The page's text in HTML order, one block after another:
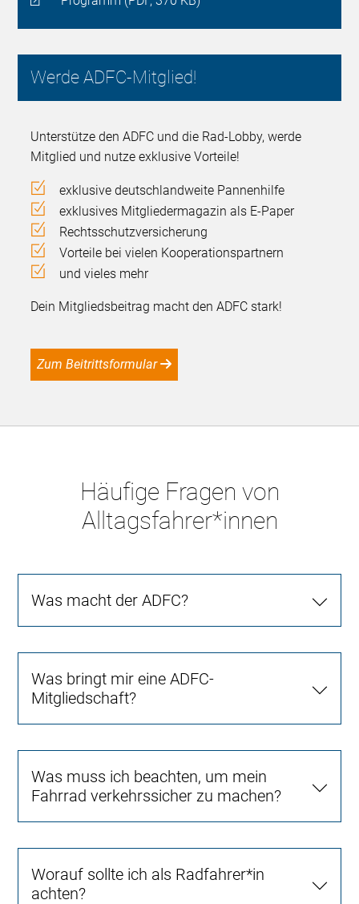
Werde ADFC-Mitglied!
Unterstütze den ADFC und die Rad-Lobby, werde
Mitglied und nutze exklusive Vorteile!
exklusive deutschlandweite Pannenhilfe
exklusives Mitgliedermagazin als E-Paper
Rechtsschutzversicherung
Vorteile bei vielen Kooperationspartnern
und vieles mehr
Dein Mitgliedsbeitrag macht den ADFC stark!
Zum Beitrittsformular
Häufige Fragen von
Alltagsfahrer*innen
Was macht der ADFC?
Was bringt mir eine ADFC-
Mitgliedschaft?
Was muss ich beachten, um mein
Fahrrad verkehrssicher zu machen?
Worauf sollte ich als Radfahrer*in
achten?